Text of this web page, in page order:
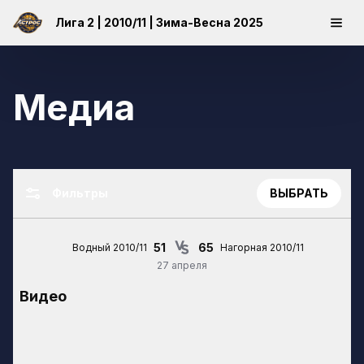
Лига 2 | 2010/11 | Зима-Весна 2025
Медиа
ВЫБРАТЬ
27 апреля
Водный 2010/11 51 65 Нагорная 2010/11
Видео